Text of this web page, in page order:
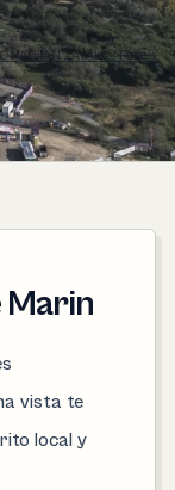
ZAVALA / Pexels
Marin
vista te
local y